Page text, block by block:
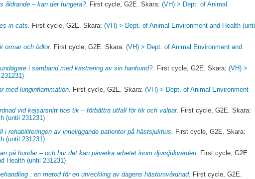
åldrande – kan det fungera?. First cycle, G2E. Skara:(VH) > Dept. of Animal
in cats. First cycle, G2E. Skara:(VH) > Dept. of Animal Environment and Health (until
ormar och ödlor. First cycle, G2E. Skara:(VH) > Dept. of Animal Environment and
i samband med kastrering av sin hanhund?. First cycle, G2E. Skara:(VH) >
med lunginflammation. First cycle, G2E. Skara:(VH) > Dept. of Animal Environment
vid kejsarsnitt hos tik – förbättra utfall för tik och valpar. First cycle, G2E. Skara:
(until 231231)
i rehabiliteringen av inneliggande patienter på hästsjukhus. First cycle, G2E. Skara:
(until 231231)
på hundar – och hur det kan påverka arbetet inom djursjukvården.
First cycle, G2E.
Health (until 231231)
: en metod för en utveckling av dagens hästomvårdnad. First cycle, G2E.